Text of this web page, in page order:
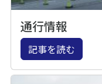
通行情報
記事を読む